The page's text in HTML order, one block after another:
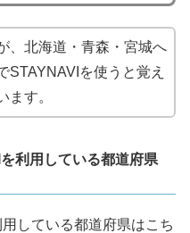
、北海道・青森・宮城へ
STAYNAVIを使うと覚え
ます。
利用している都道府県
している都道府県はこち